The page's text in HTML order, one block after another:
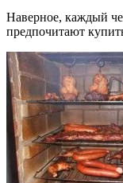
Наверное, каждый
предпочитают